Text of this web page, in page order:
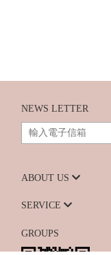
NEWS LETTER
ABOUT US
SERVICE
GROUPS